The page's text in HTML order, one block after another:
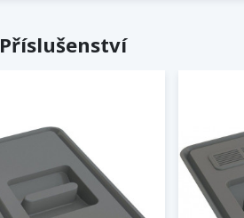
Příslušenství